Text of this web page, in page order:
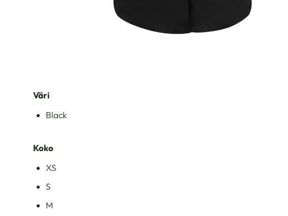
Väri
Black
Koko
XS
S
M